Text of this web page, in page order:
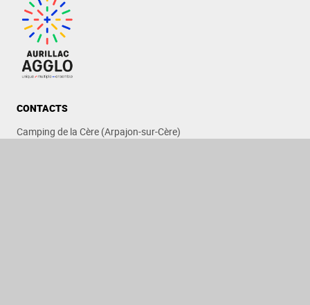
CONTACTS
Camping de la Cère (Arpajon-sur-Cère)